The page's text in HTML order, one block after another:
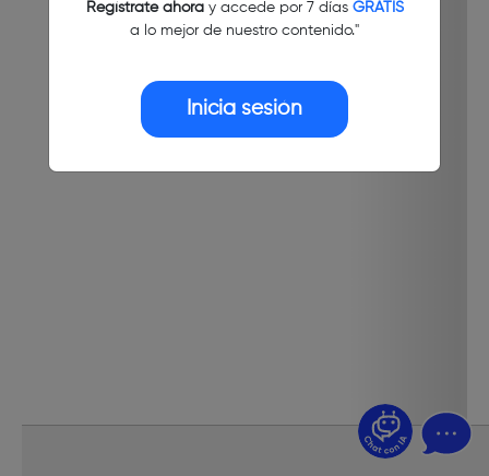
Regístrate ahoray accede por 7 días GRATIS
a lo mejor de nuestro contenido."
Inicia sesión